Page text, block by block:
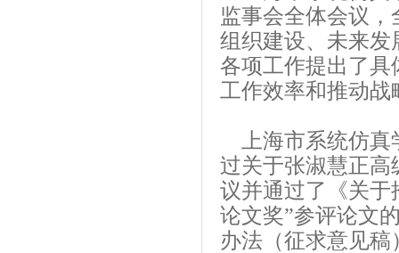
监事会全体会议
组织建设、未来
各项工作提出了
工作效率和推动
上海市系统仿真
过关于张淑慧正
议并通过了《关于
论文奖”参评论文
办法（征求意见稿